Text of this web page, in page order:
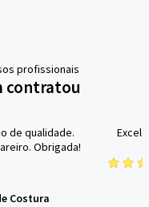
profissionais
contratou
de qualidade.
Obrigada!
Costura